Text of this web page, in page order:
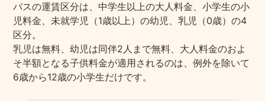
バスの運賃区分は、中学生以上の大人料金、小学生の小
児料金、未就学児（1歳以上）の幼児、乳児（0歳）の4
区分。
乳児は無料、幼児は同伴2人まで無料、大人料金のおよ
そ半額となる子供料金が適用されるのは、例外を除いて
6歳から12歳の小学生だけです。